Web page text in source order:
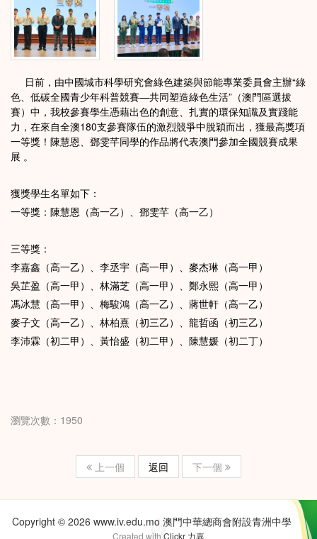
日前，由中國城市科學研究會綠色建築與節能專業委員會主辦“綠
色、低碳全國青少年科普競賽—共同塑造綠色生活”（澳門區選拔
賽）中，我校參賽學生憑藉出色的創意、扎實的環保知識及實踐能
力，在來自全澳180支參賽隊伍的激烈競爭中脫穎而出，獲最高獎項
一等獎！陳慧恩、鄧雯芊同學的作品將代表澳門參加全國競賽成果
展 。
獲獎學生名單如下：
一等獎：陳慧恩（高一乙）、鄧雯芊（高一乙）
三等獎：
李嘉鑫（高一乙）、李丞宇（高一甲）、麥杰琳（高一甲）
吳芷盈（高一甲）、林滿芝（高一甲）、鄭永熙（高一甲）
馮冰慧（高一甲）、梅駿鴻（高一乙）、蔣世軒（高一乙）
麥子文（高一乙）、林柏熹（初三乙）、龍哲函（初三乙）
李沛霖（初二甲）、黃怡盛（初二甲）、陳慧媛（初二丁）
瀏覽次數：1950
上一個 返回 下一個
Copyright © 2026 www.iv.edu.mo 澳門中華總商會附設青洲中學
Created with Clickr 力嘉